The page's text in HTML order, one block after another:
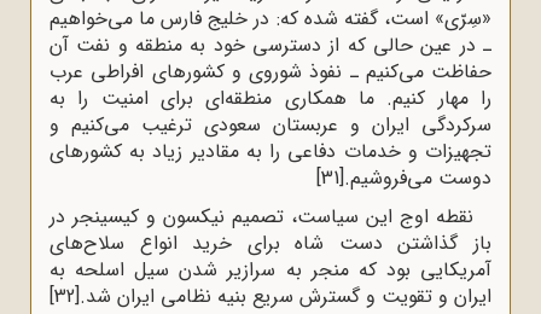
«سِرّی» است، گفته شده که: در خلیج فارس ما می‌خواهیم
ـ در عین حالی که از دسترسی خود به منطقه و نفت آن
حفاظت می‌کنیم ـ نفوذ شوروی و کشورهای افراطی عرب
را مهار کنیم. ما همکاری منطقه‌ای برای امنیت را به
سرکردگی ایران و عربستان سعودی ترغیب می‌کنیم و
تجهیزات و خدمات دفاعی را به مقادیر زیاد به کشورهای
دوست می‌فروشیم.[31]
نقطه اوج این سیاست، تصمیم نیکسون و کیسینجر در
باز گذاشتن دست شاه برای خرید انواع سلاح‌های
آمریکایی بود که منجر به سرازیر شدن سیل اسلحه به
ایران و تقویت و گسترش سریع بنیه نظامی ایران شد.[32]